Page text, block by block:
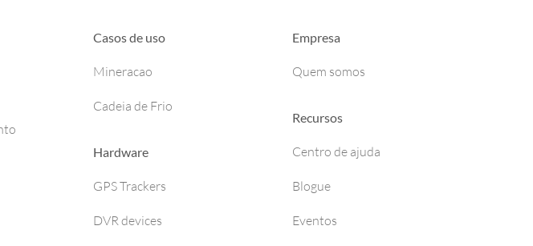
Casos de uso
Mineracao
Cadeia de Frio
Hardware
GPS Trackers
DVR devices
Empresa
Quem somos
Recursos
Centro de ajuda
Blogue
Eventos